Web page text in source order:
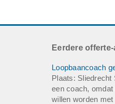
Eerdere
Loopbaancoach
Plaats: Sliedrecht
een coach,
willen worden